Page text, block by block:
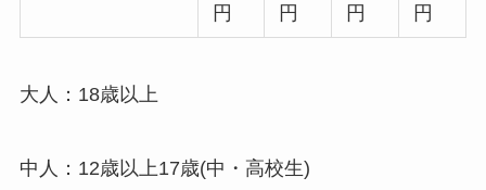
円
円
円
円
大人：18歳以上
中人：12歳以上17歳(中・高校生)